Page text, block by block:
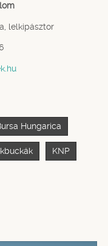
lelkipásztor
Hungarica
KNP